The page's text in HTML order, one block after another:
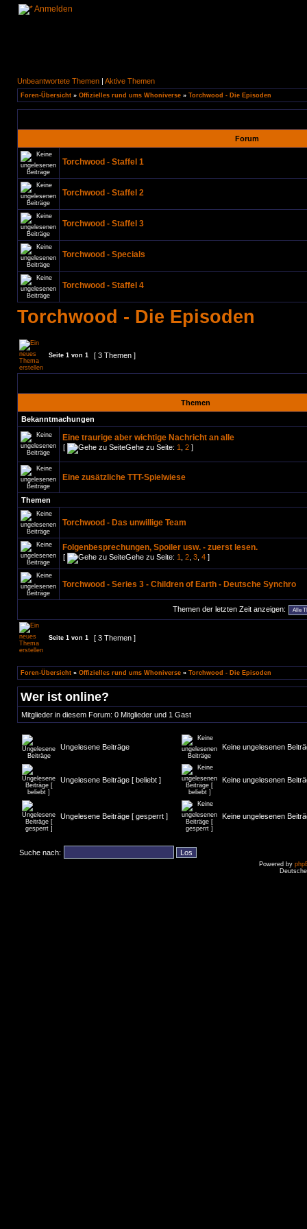
Anmelden
Unbeantwortete Themen | Aktive Themen
Foren-Übersicht » Offizielles rund ums Whoniverse » Torchwood - Die Episoden
Forum
Torchwood - Staffel 1
Torchwood - Staffel 2
Torchwood - Staffel 3
Torchwood - Specials
Torchwood - Staffel 4
Torchwood - Die Episoden
Seite 1 von 1 [ 3 Themen ]
Themen
Bekanntmachungen
Eine traurige aber wichtige Nachricht an alle
[ Gehe zu Seite: 1 2 ]
Eine zusätzliche TTT-Spielwiese
Themen
Torchwood - Das unwillige Team
Folgenbesprechungen, Spoiler usw. - zuerst lesen.
[ Gehe zu Seite: 1 2 3 4 ]
Torchwood - Series 3 - Children of Earth - Deutsche Synchro
Themen der letzten Zeit anzeigen:
Seite 1 von 1 [ 3 Themen ]
Foren-Übersicht » Offizielles rund ums Whoniverse » Torchwood - Die Episoden
Wer ist online?
Mitglieder in diesem Forum: 0 Mitglieder und 1 Gast
Ungelesene Beiträge Keine ungelesenen
Ungelesene Beiträge [ beliebt ] Keine ungelesenen
Ungelesene Beiträge [ gesperrt ] Keine ungelesenen
Suche nach:
Powered by